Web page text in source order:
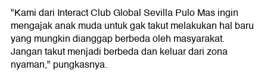
"Kami dari Interact Club Global Sevilla Pulo Mas ingin
mengajak anak muda untuk gak takut melakukan hal baru
yang mungkin dianggap berbeda oleh masyarakat.
Jangan takut menjadi berbeda dan keluar dari zona
nyaman," pungkasnya.